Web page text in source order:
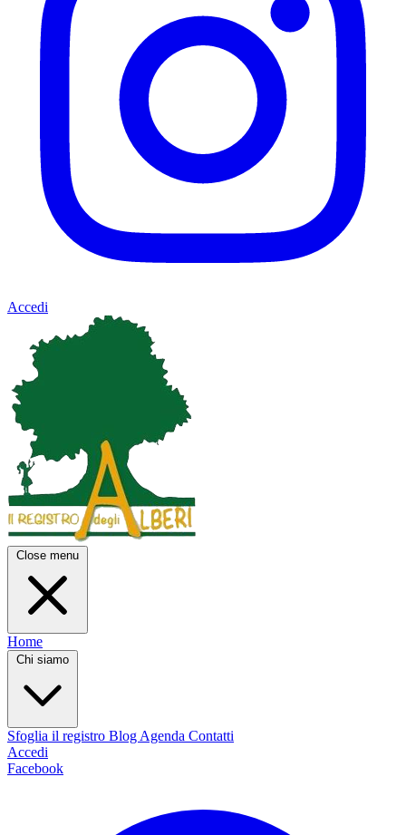
Accedi
Close menu
Home
Chi siamo
Sfoglia il registro Blog Agenda Contatti
Accedi
Facebook